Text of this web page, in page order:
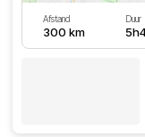
Afstand
300 km
Duur